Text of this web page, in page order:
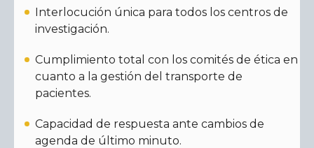
Interlocución única para todos los centros de
investigación.
Cumplimiento total con los comités de ética en
cuanto a la gestión del transporte de
pacientes.
Capacidad de respuesta ante cambios de
agenda de último minuto.